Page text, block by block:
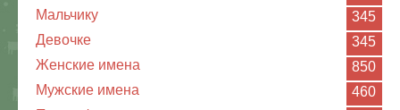
Мальчику
345
Девочке
345
Женские имена
850
Мужские имена
460